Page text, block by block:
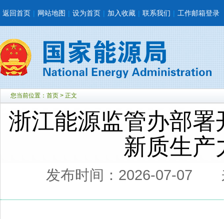
返回首页 | 网站地图 | 设为首页 | 加入收藏 | 联系我们 | 工作邮箱登录
您当前位置： 首页 > 正文
浙江能源监管办部
新质生产
发布时间：2026-07-07